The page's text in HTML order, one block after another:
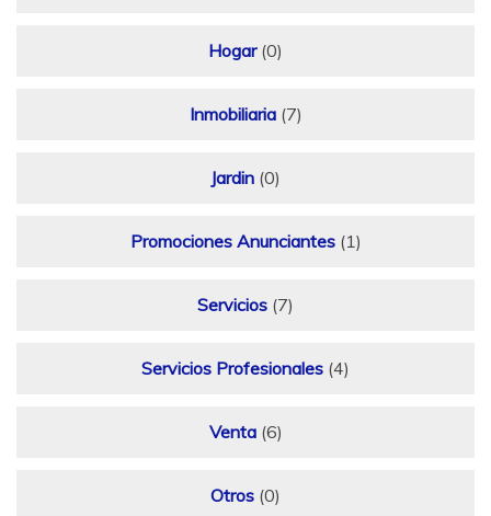
Hogar(0)
Inmobiliaria(7)
Jardin (0)
Promociones Anunciantes(1)
Servicios (7)
Servicios Profesionales (4)
Venta(6)
Otros (0)